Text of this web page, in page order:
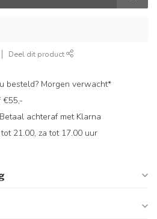
Deel dit product
besteld? Morgen verwacht*
€55,-
achteraf met Klarna
21.00, za tot 17.00 uur